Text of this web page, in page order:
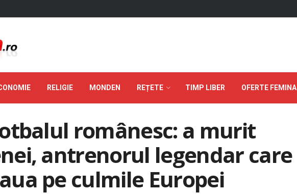
RELIGIE MONDEN REȚETE TIMP LIBER OFERTE FEMINA
românesc: a murit
antrenorul legendar care
pe culmile Europei